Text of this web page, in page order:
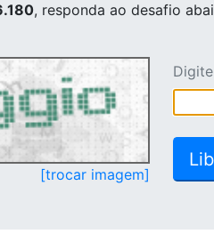
, responda ao desafio
[trocar imagem]